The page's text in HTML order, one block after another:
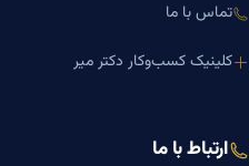
تماس با ما
کلینیک کسب‌وکار دکتر میر
ارتباط با ما